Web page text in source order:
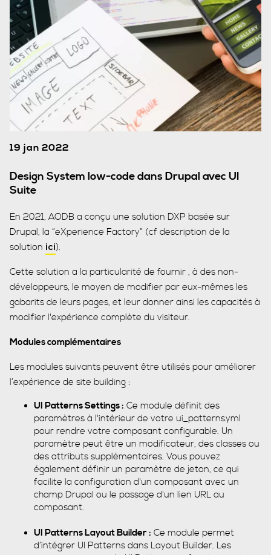
19 jan 2022
Design System low-code dans Drupal avec UI
Suite
En 2021, AODB a conçu une solution DXP basée sur
Drupal, la “eXperience Factory” (cf description de la
solution ici).
Cette solution a la particularité de fournir , à des non-
développeurs, le moyen de modifier par eux-mêmes les
gabarits de leurs pages, et leur donner ainsi les capacités à
modifier l'expérience complète du visiteur.
Modules complémentaires
Les modules suivants peuvent être utilisés pour améliorer
l’expérience de site building :
UI Patterns Settings : Ce module définit des
paramètres à l'intérieur de votre ui_patterns.yml
pour rendre votre composant configurable. Un
paramètre peut être un modificateur, des classes ou
des attributs supplémentaires. Vous pouvez
également définir un paramètre de jeton, ce qui
facilite la configuration d'un composant avec un
champ Drupal ou le passage d'un lien URL au
composant.
UI Patterns Layout Builder : Ce module permet
d’intégrer UI Patterns dans Layout Builder. Les